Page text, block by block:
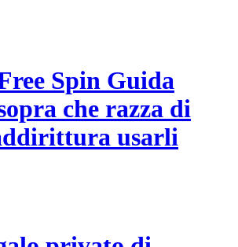
Spin Guida
che razza di
usarli